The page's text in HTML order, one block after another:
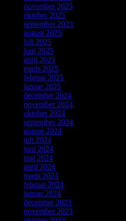
november 2025
oktober 2025
september 2025
august 2025
juli 2025
juni 2025
april 2025
marts 2025
februar 2025
januar 2025
december 2024
november 2024
oktober 2024
september 2024
august 2024
juli 2024
juni 2024
maj 2024
april 2024
marts 2024
februar 2024
januar 2024
december 2023
november 2023